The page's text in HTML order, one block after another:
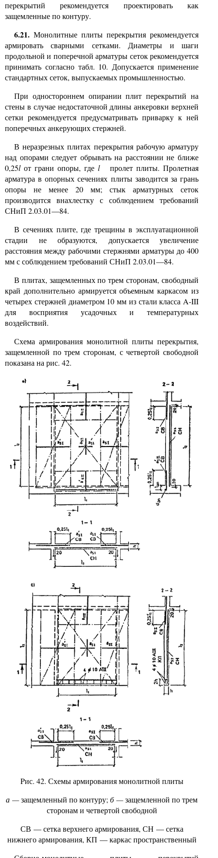
перекрытий рекомендуется проектировать как
защемленные по контуру.
6.21.Монолитные плиты перекрытия рекомендуется
армировать сварными сетками. Диаметры и шаги
продольной и поперечной арматуры сеток рекомендуется
принимать согласно табл. 10. Допускается применение
стандартных сеток, выпускаемых промышленностью.
При одностороннем опирании плит перекрытий на
стены в случае недостаточной длины анкеровки верхней
сетки рекомендуется предусматривать приварку к ней
поперечных анкерующих стержней.
В неразрезных плитах перекрытия рабочую арматуру
над опорами следует обрывать на расстоянии не ближе
0,25l от грани опоры, где l
пролет плиты. Пролетная
арматура в опорных сечениях плиты заводится за грань
опоры не менее 20 мм; стык арматурных сеток
производится внахлестку с соблюдением требований
СНиП 2.03.01—84.
В сечениях плите, где трещины в эксплуатационной
стадии не образуются, допускается увеличение
расстояния между рабочими стержнями арматуры до 400
мм с соблюдением требований СНиП 2.03.01—84.
В плитах, защемленных по трем сторонам, свободный
край дополнительно армируется объемным каркасом из
четырех стержней диаметром 10 мм из стали класса A-III
для восприятия усадочных и температурных
воздействий.
Схема армирования монолитной плиты перекрытия,
защемленной по трем сторонам, с четвертой свободной
показана на рис. 42.
Pис. 42. Схемы армирования монолитной плиты
а —защемленный по контуру; б —защемленной по трем
сторонам и четвертой свободной
СВ — сетка верхнего армирования, СН — сетка
нижнего армирования, КП — каркас пространственный